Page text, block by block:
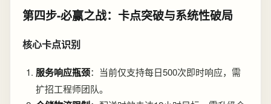
第四步-必赢之战：卡点突破与系统性破局
核心卡点识别
服务响应瓶颈：当前仅支持每日500次即时响应，需
扩招工程师团队。